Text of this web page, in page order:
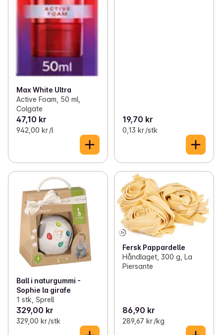
Max White Ultra
Active Foam, 50 ml,
Colgate
47,10 kr
942,00 kr /l
19,70 kr
0,13 kr /stk
Ball i naturgummi -
Sophie la girafe
1 stk, Sprell
329,00 kr
329,00 kr /stk
Fersk Pappardelle
Håndlaget, 300 g, La
Piersante
86,90 kr
289,67 kr /kg